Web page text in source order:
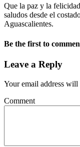
Que la paz y la
saludos desde el
Aguascalientes.
Be the first to
Leave a Reply
Your email address will
Comment